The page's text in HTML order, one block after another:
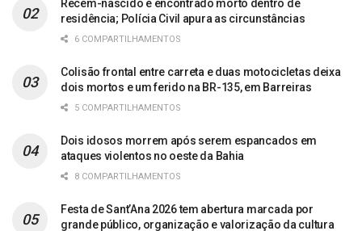
Recém-nascido é encontrado morto dentro de
residência; Polícia Civil apura as circunstâncias
6 COMPARTILHAMENTOS
Colisão frontal entre carreta e duas motocicletas deixa
dois mortos e um ferido na BR-135, em Barreiras
5 COMPARTILHAMENTOS
Dois idosos morrem após serem espancados em
ataques violentos no oeste da Bahia
8 COMPARTILHAMENTOS
Festa de Sant’Ana 2026 tem abertura marcada por
grande público, organização e valorização da cultura